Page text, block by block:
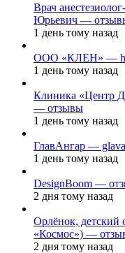
Врач
Юрьевич —
1 день тому назад
ООО «КЛЕН» —
1 день тому назад
Клиника «Центр
— отзывы
1 день тому назад
ГлавАнгар —
1 день тому назад
DesignBoom —
2 дня тому назад
Орлёнок, детский
«Космос») —
2 дня тому назад